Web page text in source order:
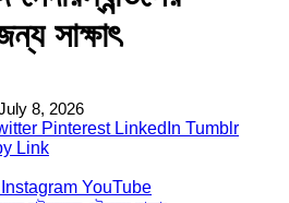
সাক্ষাৎ
8, 2026
Pinterest LinkedIn Tumblr
Link
Instagram YouTube